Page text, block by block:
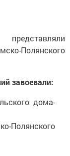
Полянского
завоевали:
дома-
Полянского